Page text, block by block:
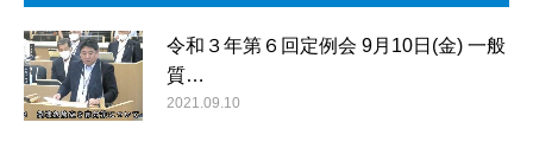
令和３年第６回定例会 9月10日(金) 一般
質…
2021.09.10